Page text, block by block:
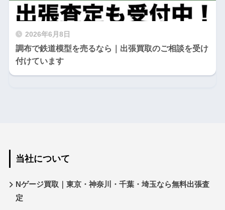
2026年6月8日
調布で鉄道模型を売るなら｜出張買取のご相談を受け
付けています
当社について
Nゲージ買取｜東京・神奈川・千葉・埼玉なら無料出張査
定